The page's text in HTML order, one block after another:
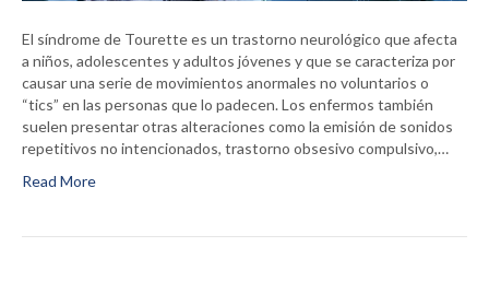
El síndrome de Tourette es un trastorno neurológico que afecta
a niños, adolescentes y adultos jóvenes y que se caracteriza por
causar una serie de movimientos anormales no voluntarios o
“tics” en las personas que lo padecen. Los enfermos también
suelen presentar otras alteraciones como la emisión de sonidos
repetitivos no intencionados, trastorno obsesivo compulsivo,…
Read More